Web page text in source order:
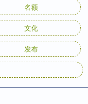
名额
文化
发布